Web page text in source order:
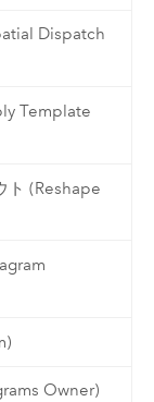
Dispatch
Template
ト (Reshape
Owner)